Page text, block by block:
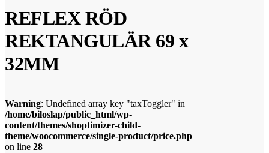
REFLEX RÖD
REKTANGULÄR 69 x
32MM
Warning: Undefined array key "taxToggler" in
/home/biloslap/public_html/wp-
content/themes/shoptimizer-child-
theme/woocommerce/single-product/price.php
on line 28